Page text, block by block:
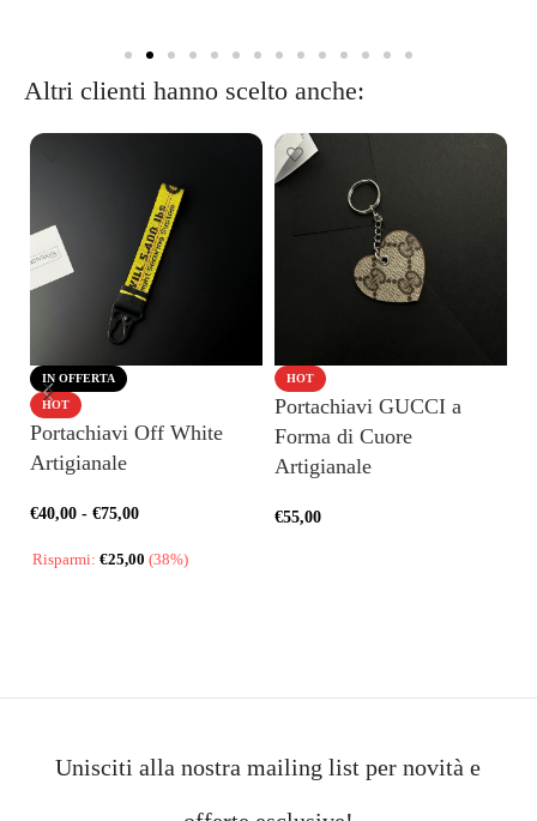
Altri clienti hanno scelto anche:
IN OFFERTA
HOT
Portachiavi Off White
Artigianale
€40,00 - €75,00
Risparmi: €25,00 (38%)
HOT
Portachiavi GUCCI a
Forma di Cuore
Artigianale
€55,00
Unisciti alla nostra mailing list per novità e